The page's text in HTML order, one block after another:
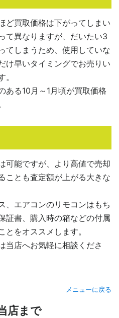
ど買取価格は下がってしまい
て異なりますが、だいたい3
てしまうため、使用していな
け早いタイミングでお売りい
ある10月～1月頃が買取価格
可能ですが、より高値で売却
ことも査定額が上がる大きな
、エアコンのリモコンはもち
証書、購入時の箱などの付属
をオススメします。
当店へお気軽に相談くださ
メニューに戻る
店まで